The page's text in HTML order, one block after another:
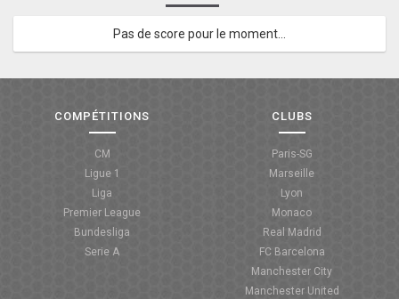
LES DIRECTS
COUPE DE FRANCE
COUPE DE LA LIGUE
Pas de score pour le moment...
COMPÉTITIONS
CM
Ligue 1
Liga
Premier League
Bundesliga
Serie A
CLUBS
Paris-SG
Marseille
Lyon
Monaco
Real Madrid
FC Barcelona
Manchester City
Manchester United